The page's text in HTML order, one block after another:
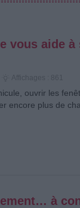
vous aide à
ouvrir les
encore plus de
à